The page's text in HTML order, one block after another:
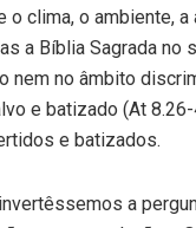
clima, o ambiente,
a Bíblia Sagrada
nem no âmbito
e batizado (At
e batizados.
a